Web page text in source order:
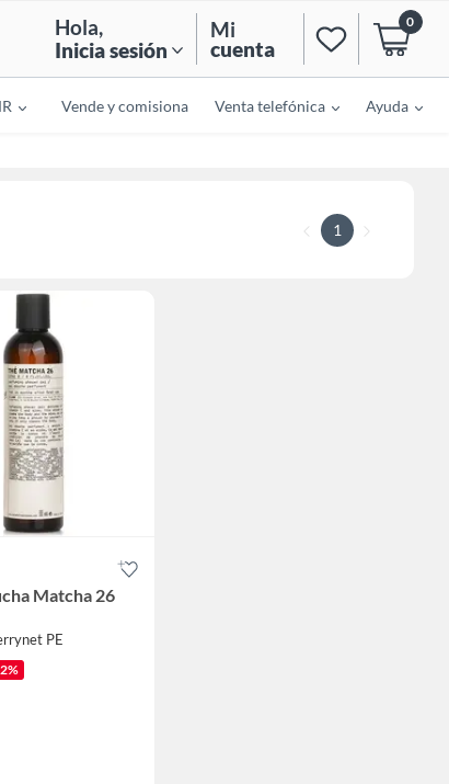
Hola,
Inicia sesión
Mi
cuenta
0
Vende y comisiona Venta telefónica Ayuda
1
Matcha 26
PE